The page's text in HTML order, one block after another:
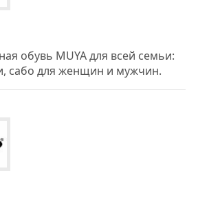
обувь MUYA для всей семьи:
сабо для женщин и мужчин.